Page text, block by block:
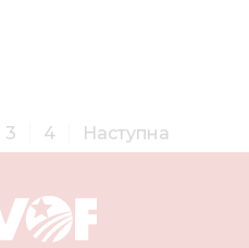
3 4 Наступна